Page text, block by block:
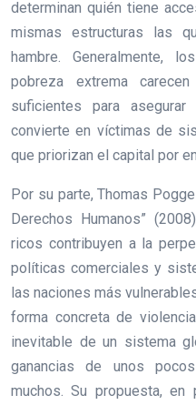
determinan quién tiene
mismas estructuras las
hambre. Generalmente,
pobreza extrema
suficientes para
convierte en víctimas de
que priorizan el capital por
Por su parte, Thomas
Derechos Humanos”
ricos contribuyen a la
políticas comerciales y
las naciones más
forma concreta de
inevitable de un sistema
ganancias de unos
muchos. Su propuesta, en